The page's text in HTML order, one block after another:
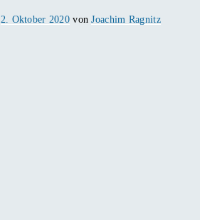
Veröffentlicht
2. Oktober 2020 vonJoachim Ragnitz